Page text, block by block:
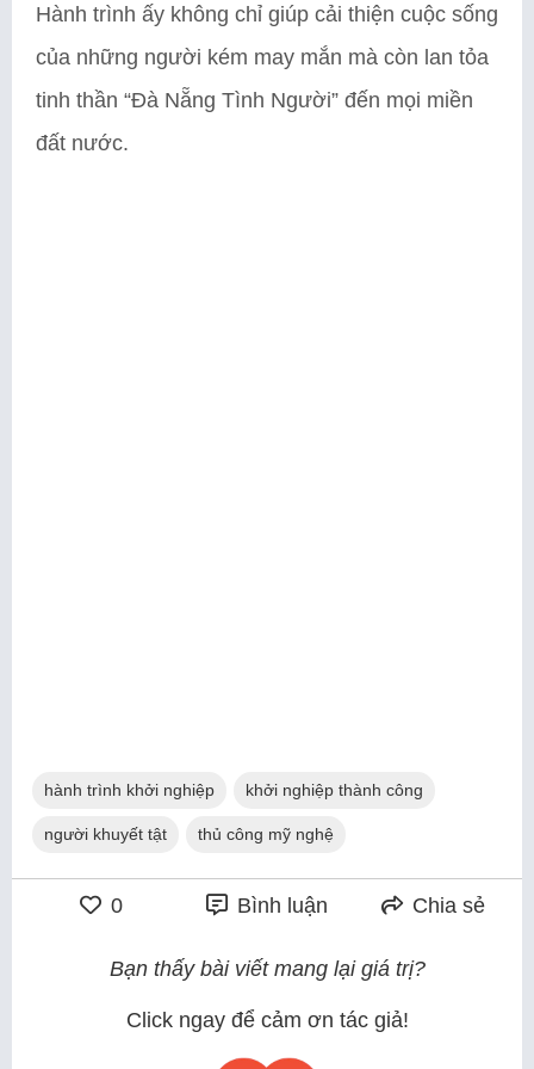
Hành trình ấy không chỉ giúp cải thiện cuộc sống
của những người kém may mắn mà còn lan tỏa
tinh thần “Đà Nẵng Tình Người” đến mọi miền
đất nước.
hành trình khởi nghiệp khởi nghiệp thành công
người khuyết tật thủ công mỹ nghệ
0 Bình luận Chia sẻ
Bạn thấy bài viết mang lại giá trị?
Click ngay để cảm ơn tác giả!